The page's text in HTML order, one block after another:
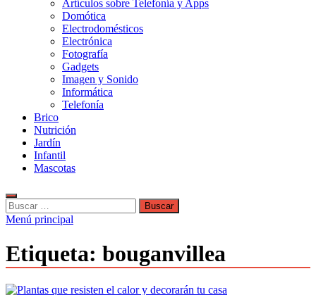
Artículos sobre Telefonía y Apps
Domótica
Electrodomésticos
Electrónica
Fotografía
Gadgets
Imagen y Sonido
Informática
Telefonía
Brico
Nutrición
Jardín
Infantil
Mascotas
Buscar:
Menú principal
Etiqueta: bouganvillea